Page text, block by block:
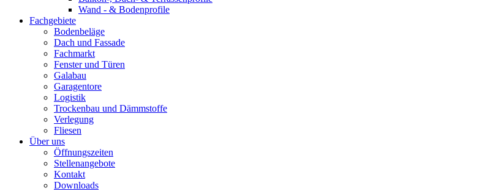
Wand - & Bodenprofile
Fachgebiete
Bodenbeläge
Dach und Fassade
Fachmarkt
Fenster und Türen
Galabau
Garagentore
Logistik
Trockenbau und Dämmstoffe
Verlegung
Fliesen
Über uns
Öffnungszeiten
Stellenangebote
Kontakt
Downloads